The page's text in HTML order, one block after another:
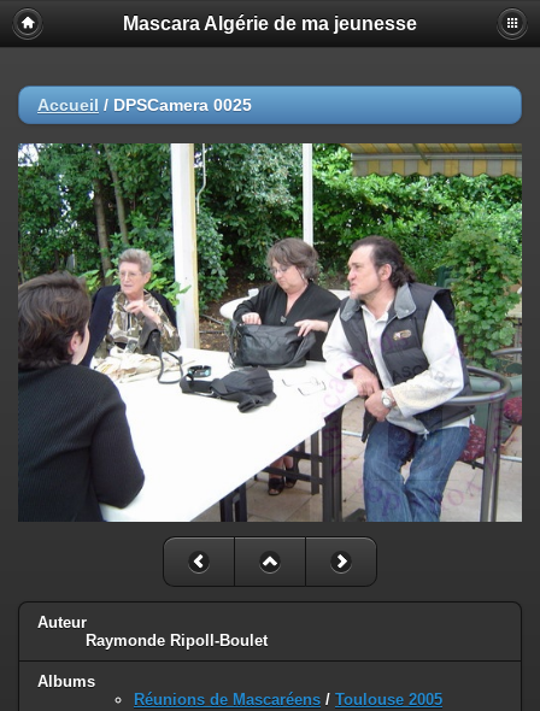
Mascara Algérie de ma jeunesse
Accueil / DPSCamera 0025
Auteur
Raymonde Ripoll-Boulet
Albums
Réunions de Mascaréens / Toulouse 2005